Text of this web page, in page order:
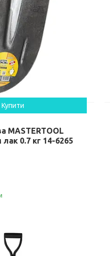
Купити
MASTERTOOL
0.7 кг 14-6265